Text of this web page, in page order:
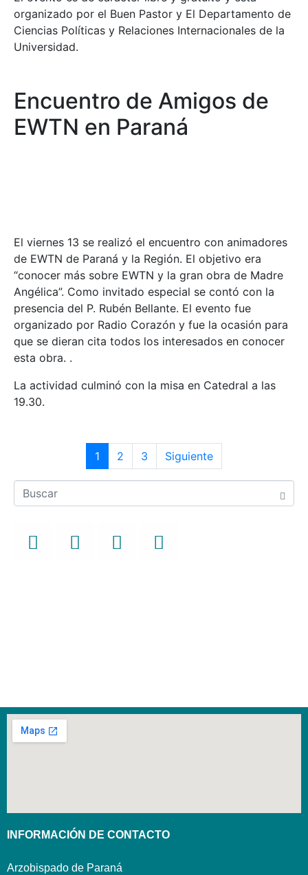
organizado por el Buen Pastor y El Departamento de
Ciencias Políticas y Relaciones Internacionales de la
Universidad.
Encuentro de Amigos de
EWTN en Paraná
El viernes 13 se realizó el encuentro con animadores
de EWTN de Paraná y la Región. El objetivo era
“conocer más sobre EWTN y la gran obra de Madre
Angélica”. Como invitado especial se contó con la
presencia del P. Rubén Bellante. El evento fue
organizado por Radio Corazón y fue la ocasión para
que se dieran cita todos los interesados en conocer
esta obra. .
La actividad culminó con la misa en Catedral a las
19.30.
1 2 3 Siguiente
INFORMACIÓN DE CONTACTO
Arzobispado de Paraná